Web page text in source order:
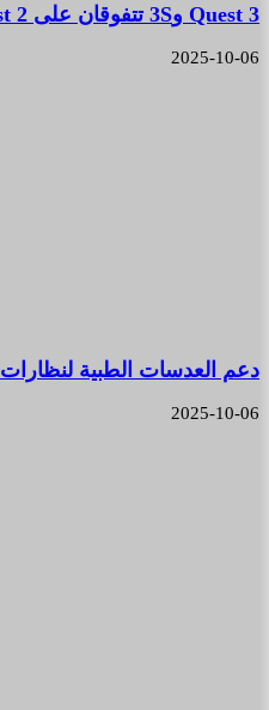
Quest 3 و3S تتفوقان على Quest 2 في استخدام SteamVR
2025-10-06
دعم العدسات الطبية لنظارات Meta Ray-Ban Display
2025-10-06